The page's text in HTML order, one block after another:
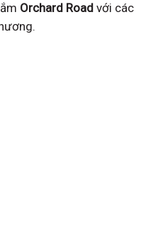
Orchard Road với các